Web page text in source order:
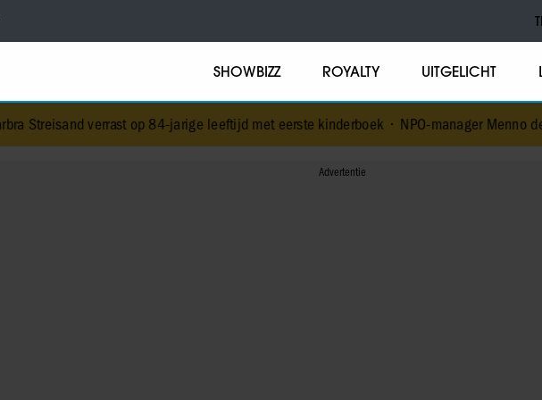
SHOWBIZZ ROYALTY UITGELICHT
op 84-jarige leeftijd met eerste kinderboek•NPO-manager Menno de Boer